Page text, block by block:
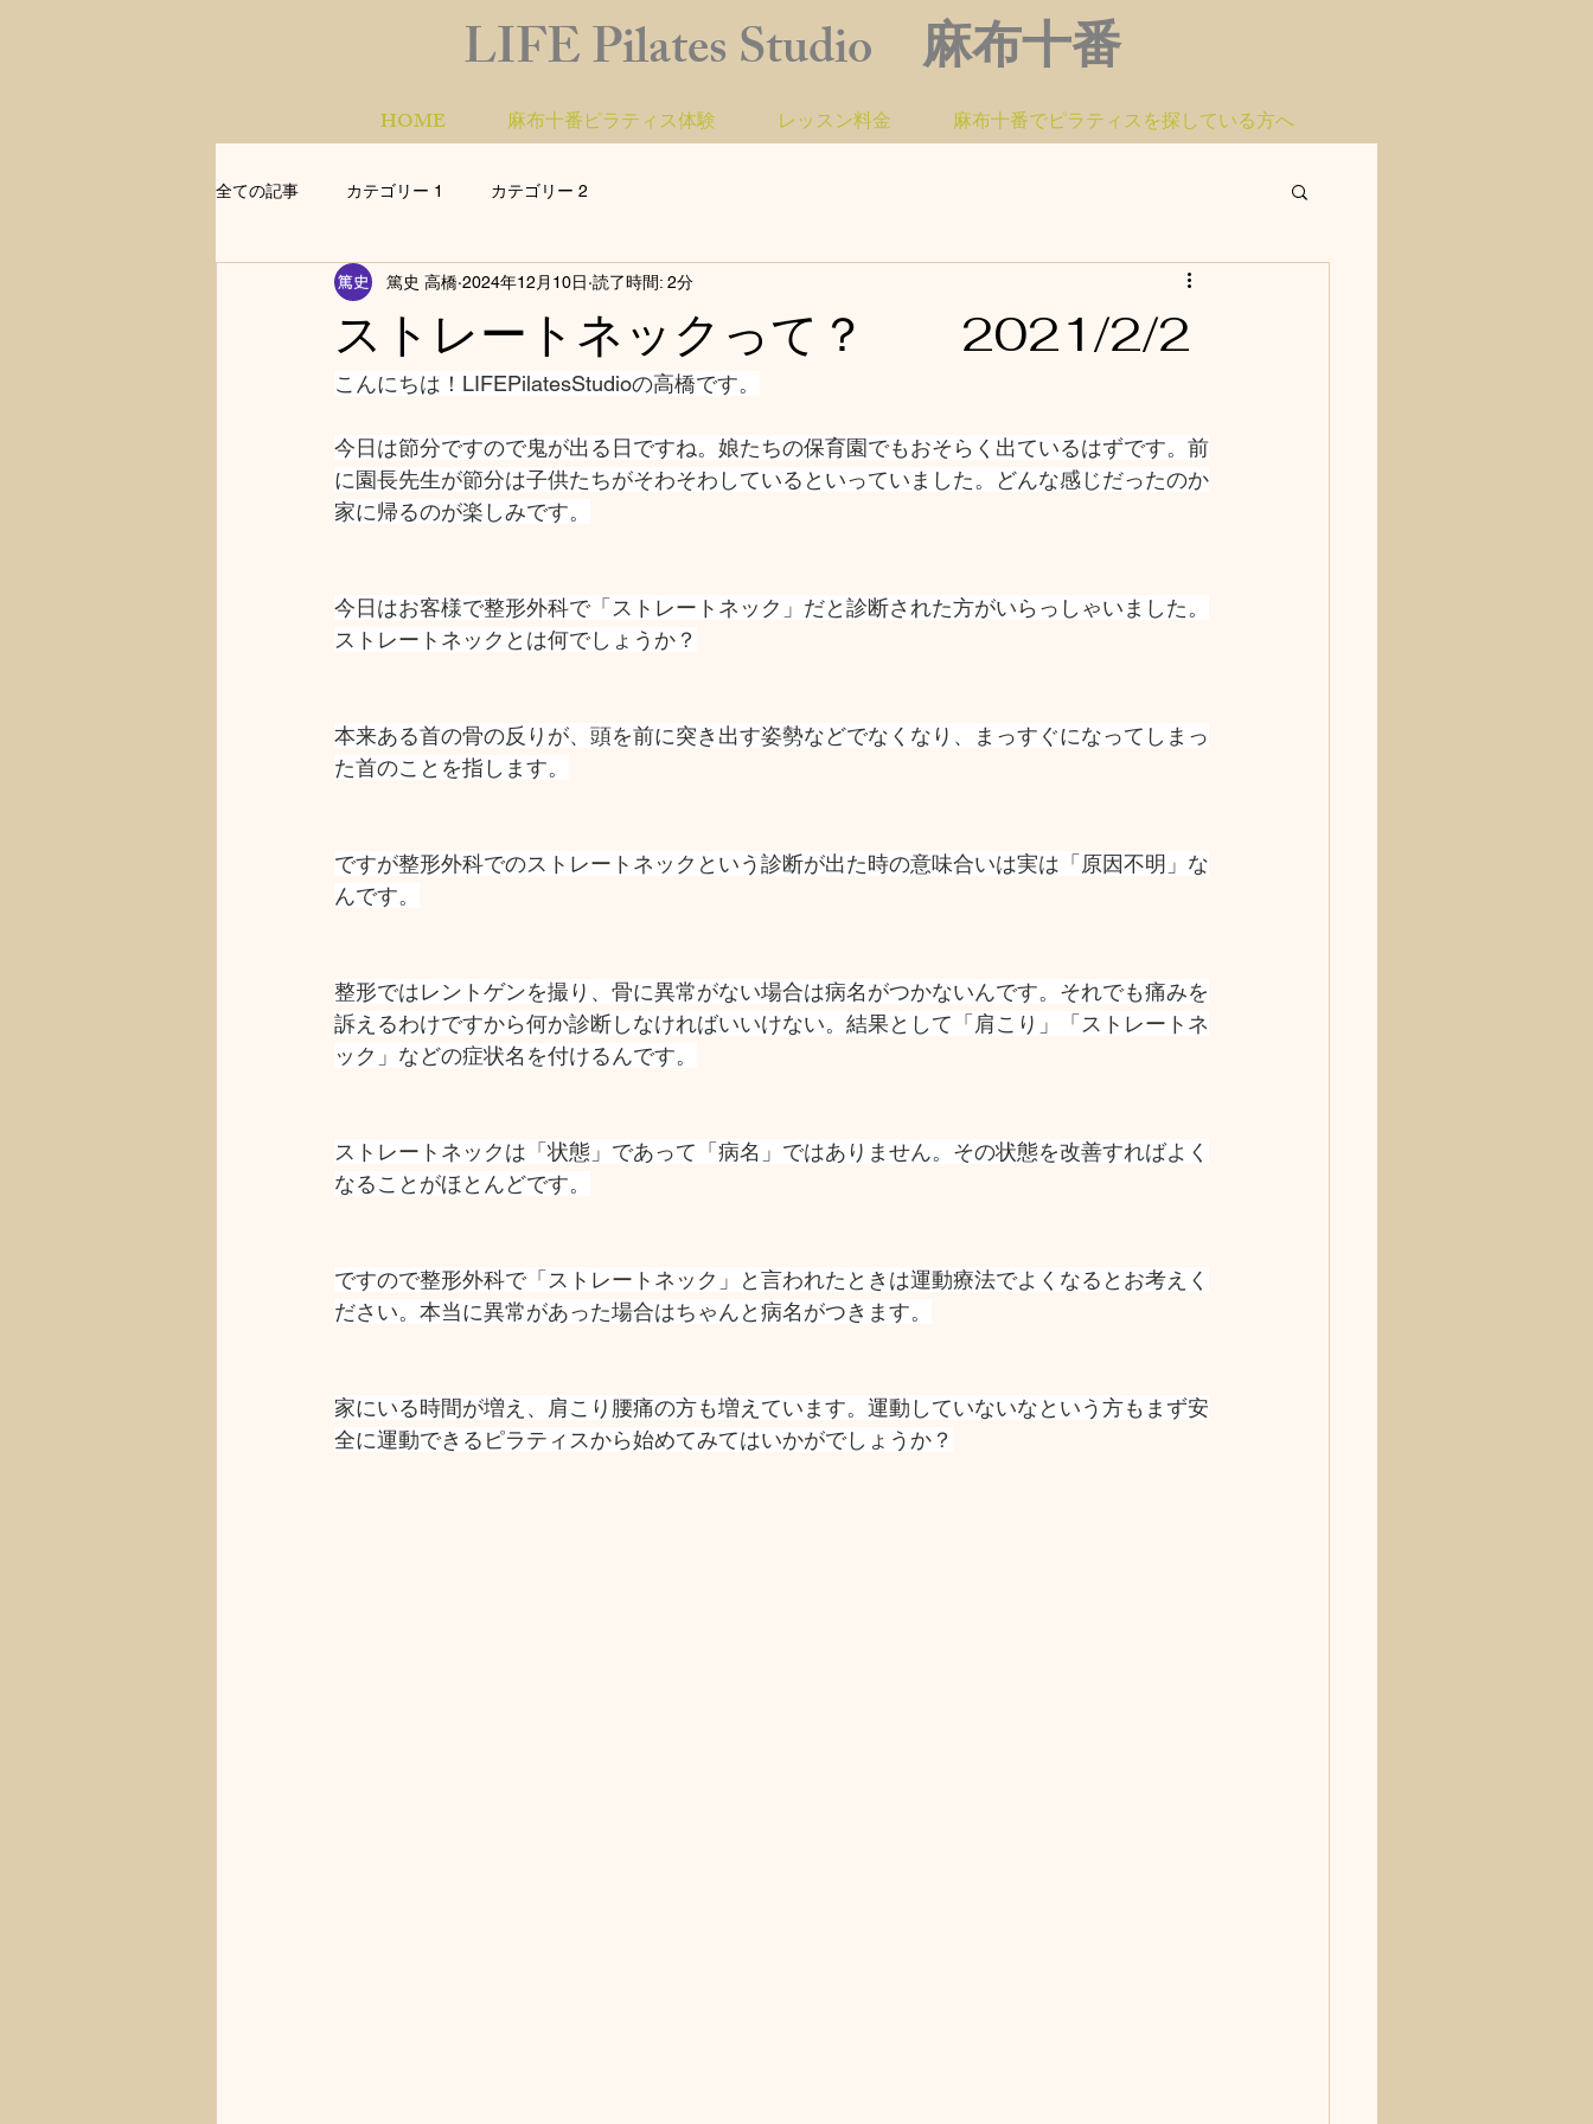
LIFE Pilates Studio 麻布十番
HOME 麻布十番ピラティス体験 レッスン料金 麻布十番でピラティスを探している方へ
全ての記事 カテゴリー 1 カテゴリー 2
ストレートネックって？ 2021/2/2
篤史 高橋 2024年12月10日 読了時間: 2分
こんにちは！LIFEPilatesStudioの高橋です。
今日は節分ですので鬼が出る日ですね。娘たちの保育園でもおそらく出ているはずです。前
に園長先生が節分は子供たちがそわそわしているといっていました。どんな感じだったのか
家に帰るのが楽しみです。
今日はお客様で整形外科で「ストレートネック」だと診断された方がいらっしゃいました。
ストレートネックとは何でしょうか？
本来ある首の骨の反りが、頭を前に突き出す姿勢などでなくなり、まっすぐになってしまっ
た首のことを指します。
ですが整形外科でのストレートネックという診断が出た時の意味合いは実は「原因不明」な
んです。
整形ではレントゲンを撮り、骨に異常がない場合は病名がつかないんです。それでも痛みを
訴えるわけですから何か診断しなければいいけない。結果として「肩こり」「ストレートネ
ック」などの症状名を付けるんです。
ストレートネックは「状態」であって「病名」ではありません。その状態を改善すればよく
なることがほとんどです。
ですので整形外科で「ストレートネック」と言われたときは運動療法でよくなるとお考えく
ださい。本当に異常があった場合はちゃんと病名がつきます。
家にいる時間が増え、肩こり腰痛の方も増えています。運動していないなという方もまず安
全に運動できるピラティスから始めてみてはいかがでしょうか？